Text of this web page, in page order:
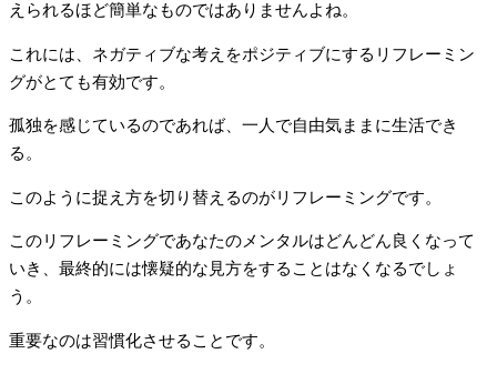
えられるほど簡単なものではありませんよね。
これには、ネガティブな考えをポジティブにするリフレーミン
グがとても有効です。
孤独を感じているのであれば、一人で自由気ままに生活でき
る。
このように捉え方を切り替えるのがリフレーミングです。
このリフレーミングであなたのメンタルはどんどん良くなって
いき、最終的には懐疑的な見方をすることはなくなるでしょ
う。
重要なのは習慣化させることです。